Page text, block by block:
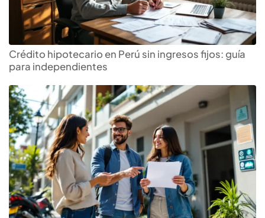
Crédito hipotecario en Perú sin ingresos fijos: guía
para independientes